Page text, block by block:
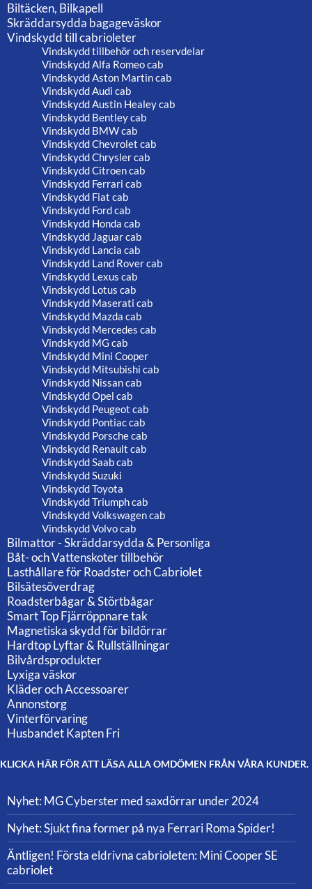
Biltäcken, Bilkapell
Skräddarsydda bagageväskor
Vindskydd till cabrioleter
Vindskydd tillbehör och reservdelar
Vindskydd Alfa Romeo cab
Vindskydd Aston Martin cab
Vindskydd Audi cab
Vindskydd Austin Healey cab
Vindskydd Bentley cab
Vindskydd BMW cab
Vindskydd Chevrolet cab
Vindskydd Chrysler cab
Vindskydd Citroen cab
Vindskydd Ferrari cab
Vindskydd Fiat cab
Vindskydd Ford cab
Vindskydd Honda cab
Vindskydd Jaguar cab
Vindskydd Lancia cab
Vindskydd Land Rover cab
Vindskydd Lexus cab
Vindskydd Lotus cab
Vindskydd Maserati cab
Vindskydd Mazda cab
Vindskydd Mercedes cab
Vindskydd MG cab
Vindskydd Mini Cooper
Vindskydd Mitsubishi cab
Vindskydd Nissan cab
Vindskydd Opel cab
Vindskydd Peugeot cab
Vindskydd Pontiac cab
Vindskydd Porsche cab
Vindskydd Renault cab
Vindskydd Saab cab
Vindskydd Suzuki
Vindskydd Toyota
Vindskydd Triumph cab
Vindskydd Volkswagen cab
Vindskydd Volvo cab
Bilmattor - Skräddarsydda & Personliga
Båt- och Vattenskoter tillbehör
Lasthållare för Roadster och Cabriolet
Bilsätesöverdrag
Roadsterbågar & Störtbågar
Smart Top Fjärröppnare tak
Magnetiska skydd för bildörrar
Hardtop Lyftar & Rullställningar
Bilvårdsprodukter
Lyxiga väskor
Kläder och Accessoarer
Annonstorg
Vinterförvaring
Husbandet Kapten Fri
KLICKA HÄR FÖR ATT LÄSA ALLA OMDÖMEN FRÅN VÅRA KUNDER.
Nyhet: MG Cyberster med saxdörrar under 2024
Nyhet: Sjukt fina former på nya Ferrari Roma Spider!
Äntligen! Första eldrivna cabrioleten: Mini Cooper SE
cabriolet